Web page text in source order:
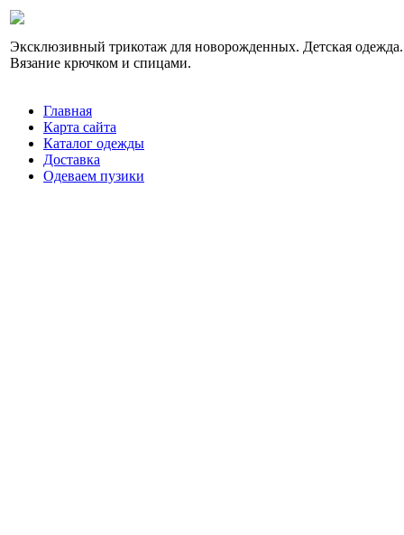
Эксклюзивный трикотаж для новорожденных. Детская одежда.
Вязание крючком и спицами.
Главная
Карта сайта
Каталог одежды
Доставка
Одеваем пузики